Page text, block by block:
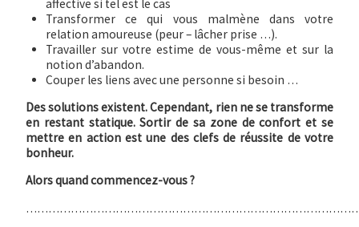
affective si tel est le cas
Transformer ce qui vous malmène dans votre
relation amoureuse (peur – lâcher prise …).
Travailler sur votre estime de vous-même et sur la
notion d’abandon.
Couper les liens avec une personne si besoin …
Des solutions existent. Cependant, rien ne se transforme
en restant statique. Sortir de sa zone de confort et se
mettre en action est une des clefs de réussite de votre
bonheur.
Alors quand commencez-vous ?